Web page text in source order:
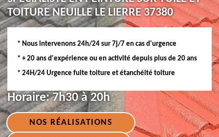
TOITURE NEUILLE LE LIERRE 37380
* Nous intervenons 24h/24 sur 7j/7 en cas d'urgence
* + 20 ans d'expérience ou en activité depuis plus de 20 ans
* 24H/24 Urgence fuite toiture et étanchéité toiture
Horaire:7h30 à 20h
NOS RÉALISATIONS